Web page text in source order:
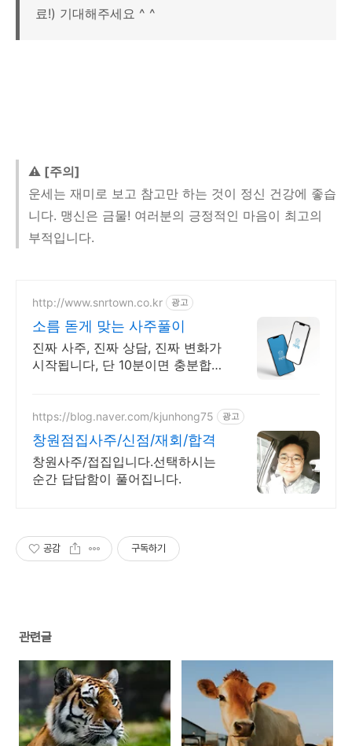
료!) 기대해주세요 ^ ^
⚠️ [주의]
운세는 재미로 보고 참고만 하는 것이 정신 건강에 좋습
니다. 맹신은 금물! 여러분의 긍정적인 마음이 최고의
부적입니다.
http://www.snrtown.co.kr 광고
소름 돋게 맞는 사주풀이
진짜 사주, 진짜 상담, 진짜 변화가
시작됩니다, 단 10분이면 충분합니
https://blog.naver.com/kjunhong75 광고
창원점집사주/신점/재회/합격
창원사주/접집입니다.선택하시는
순간 답답함이 풀어집니다.
공감 구독하기
관련글